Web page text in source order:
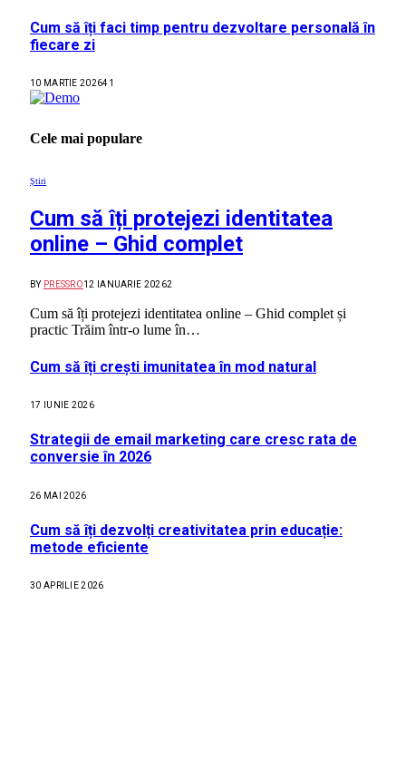
Cum să îți faci timp pentru dezvoltare personală în
fiecare zi
10 MARTIE 202641
Cele mai populare
Știri
Cum să îți protejezi identitatea
online – Ghid complet
BY PRESSRO12 IANUARIE 20262
Cum să îți protejezi identitatea online – Ghid complet și
practic Trăim într-o lume în…
Cum să îți crești imunitatea în mod natural
17 IUNIE 2026
Strategii de email marketing care cresc rata de
conversie în 2026
26 MAI 2026
Cum să îți dezvolți creativitatea prin educație:
metode eficiente
30 APRILIE 2026